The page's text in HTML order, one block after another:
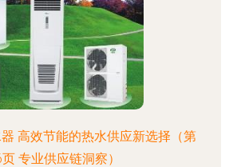
高效节能的热水供应新选择（第
专业供应链洞察）